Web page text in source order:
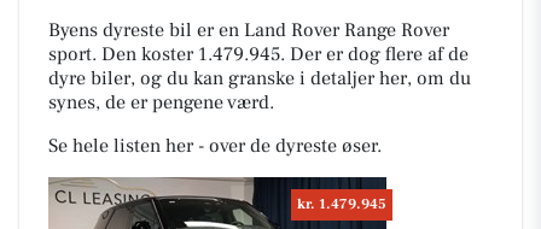
Byens dyreste bil er en Land Rover Range Rover
sport. Den koster 1.479.945. Der er dog flere af de
dyre biler, og du kan granske i detaljer her, om du
synes, de er pengene værd.
Se hele listen her - over de dyreste øser.
kr. 1.479.945